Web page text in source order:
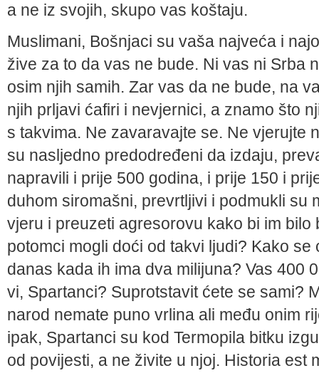
a ne iz svojih, skupo vas koštaju.
Muslimani, Bošnjaci su vaša najveća i
žive za to da vas ne bude. Ni vas ni Srba
osim njih samih. Zar vas da ne bude, na
njih prljavi ćafiri i nevjernici, a znamo što
s takvima. Ne zavaravajte se. Ne vjerujte
su nasljedno predodređeni da izdaju,
napravili i prije 500 godina, i prije 150 i
duhom siromašni, prevrtljivi i podmukli su
vjeru i preuzeti agresorovu kako bi im bilo
potomci mogli doći od takvi ljudi? Kako
danas kada ih ima dva milijuna? Vas 400
vi, Spartanci? Suprotstavit ćete se sami?
narod nemate puno vrlina ali među onim
ipak, Spartanci su kod Termopila bitku
od povijesti, a ne živite u njoj. Historia est